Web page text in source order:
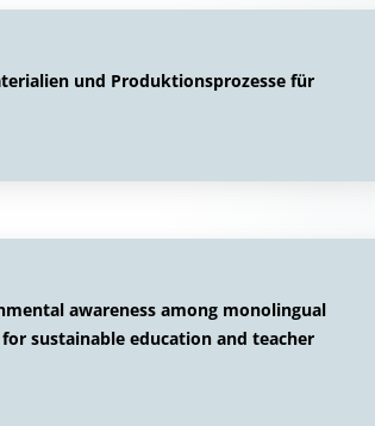
und Produktionsprozesse für
awareness among monolingual
sustainable education and teacher